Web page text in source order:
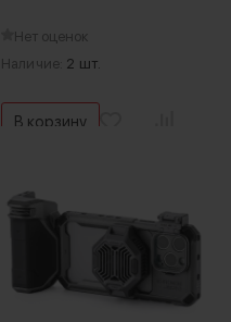
Нет оценок
Наличие: 2 шт.
В корзину